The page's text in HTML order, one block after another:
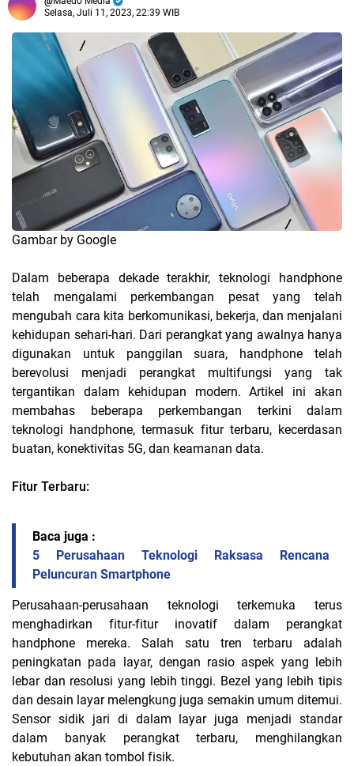
Selasa, Juli 11, 2023, 22:39 WIB
Gambar by Google
Dalam beberapa dekade terakhir, teknologi handphone
telah mengalami perkembangan pesat yang telah
mengubah cara kita berkomunikasi, bekerja, dan menjalani
kehidupan sehari-hari. Dari perangkat yang awalnya hanya
digunakan untuk panggilan suara, handphone telah
berevolusi menjadi perangkat multifungsi yang tak
tergantikan dalam kehidupan modern. Artikel ini akan
membahas beberapa perkembangan terkini dalam
teknologi handphone, termasuk fitur terbaru, kecerdasan
buatan, konektivitas 5G, dan keamanan data.
Fitur Terbaru:
Baca juga :
5 Perusahaan Teknologi Raksasa Rencana
Peluncuran Smartphone
Perusahaan-perusahaan teknologi terkemuka terus
menghadirkan fitur-fitur inovatif dalam perangkat
handphone mereka. Salah satu tren terbaru adalah
peningkatan pada layar, dengan rasio aspek yang lebih
lebar dan resolusi yang lebih tinggi. Bezel yang lebih tipis
dan desain layar melengkung juga semakin umum ditemui.
Sensor sidik jari di dalam layar juga menjadi standar
dalam banyak perangkat terbaru, menghilangkan
kebutuhan akan tombol fisik.